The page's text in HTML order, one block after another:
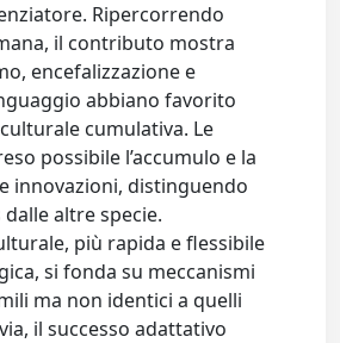
Ripercorrendo
il contributo mostra
encefalizzazione e
abbiano favorito
cumulativa. Le
possibile l’accumulo e la
innovazioni, distinguendo
altre specie.
più rapida e flessibile
si fonda su meccanismi
ma non identici a quelli
il successo adattativo